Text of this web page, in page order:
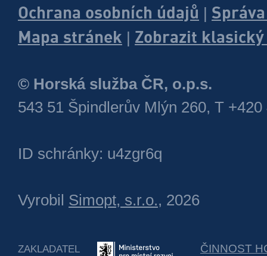
Ochrana osobních údajů |
Mapa stránek | Zobrazit
© Horská služba ČR, o.p.s.
543 51 Špindlerův Mlýn 260, T +420
ID schránky: u4zgr6q
Vyrobil Simopt, s.r.o., 2026
ZAKLADATEL
ČINNOST